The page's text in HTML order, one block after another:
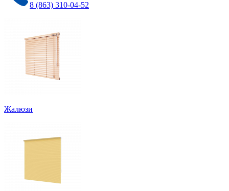
8 (863) 310-04-52
Жалюзи